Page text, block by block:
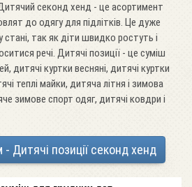
секонд хенд - це асортимент
до одягу для підлітків. Це дуже
стані, так як діти швидко ростуть і
речі. Дитячі позиції - це суміш
дитячі куртки весняні, дитячі куртки
теплі майки, дитяча літня і зимова
зимове спорт одяг, дитячі ковдри і
Дитячі позиції секонд хенд